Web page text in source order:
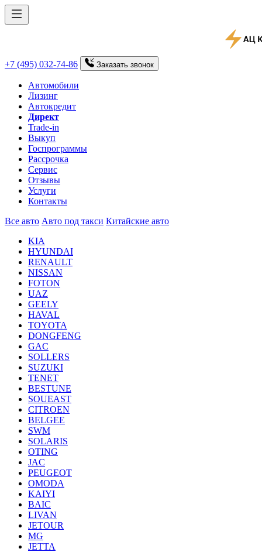
+7 (495) 032-74-86 Заказать звонок
Автомобили
Лизинг
Автокредит
Директ
Trade-in
Выкуп
Госпрограммы
Рассрочка
Сервис
Отзывы
Услуги
Контакты
Все авто Авто под такси Китайские авто
KIA
HYUNDAI
RENAULT
NISSAN
FOTON
UAZ
GEELY
HAVAL
TOYOTA
DONGFENG
GAC
SOLLERS
SUZUKI
TENET
BESTUNE
SOUEAST
CITROEN
BELGEE
SWM
SOLARIS
OTING
JAC
PEUGEOT
OMODA
KAIYI
BAIC
LIVAN
JETOUR
MG
JETTA